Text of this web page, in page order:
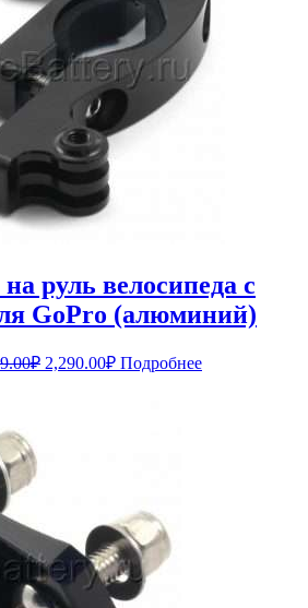
руль велосипеда с
GoPro (алюминий)
₽ Первоначальная
2,290.00₽Текущая
Подробнее